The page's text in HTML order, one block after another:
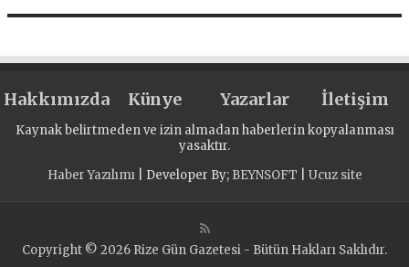
Hakkımızda Künye Yazarlar İletişim
Kaynak belirtmeden ve izin almadan haberlerin kopyalanması
yasaktır.
Haber Yazılımı| Developer By; BEYNSOFT Ucuz site
Copyright © 2026 Rize Gün Gazetesi - Bütün Hakları Saklıdır.